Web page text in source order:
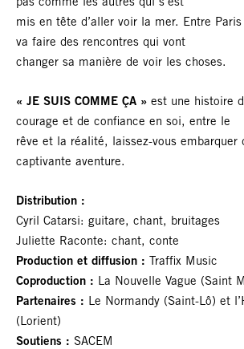
pas comme les autres qui s’est
mis en tête d’aller voir la mer. Entre
va faire des rencontres qui vont
changer sa manière de voir les choses.
« JE SUIS COMME ÇA » est une histoire
courage et de confiance en soi, entre le
rêve et la réalité, laissez-vous embarquer
captivante aventure.
Distribution :
Cyril Catarsi: guitare, chant, bruitages
Juliette Raconte: chant, conte
Production et diffusion : Traffix Music
Coproduction : La Nouvelle Vague (Saint
Partenaires : Le Normandy (Saint-Lô) et
(Lorient)
Soutiens : SACEM